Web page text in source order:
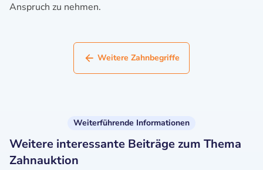
Anspruch zu nehmen.
Weitere Zahnbegriffe
Weiterführende Informationen
Weitere interessante Beiträge zum Thema
Zahnauktion